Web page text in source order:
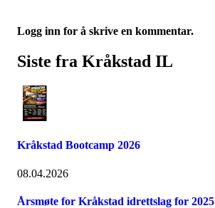
Logg inn for å skrive en kommentar.
Siste fra Kråkstad IL
Kråkstad Bootcamp 2026
08.04.2026
Årsmøte for Kråkstad idrettslag for 2025